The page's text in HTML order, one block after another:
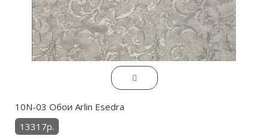
10N-03 Обои Arlin Esedra
13317р.